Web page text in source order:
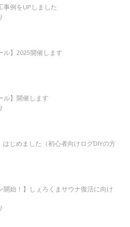
事例をUPしました
ル】2025開催します
ル】開催します
はじめました（初心者向けログDIYの方
開始！】しぇろくまサウナ復活に向け